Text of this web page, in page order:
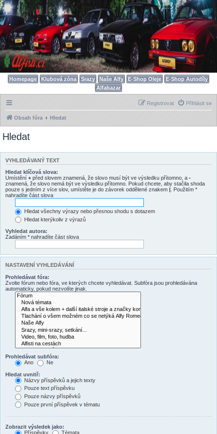
Homepage Klubová zóna Srazy Naše Alfy E-Shop Oleje
E-Shop Autodíly
Alfabazar
Přihlásit se
Registrovat
Obsah fóra Hledat
Hledat
VYHLEDÁVANÝ TEXT
Hledat klíčová slova:
Umístění + před slovem znamená, že slovo musí být ve výsledku přítomno, a -
znamená, že slovo nemá být ve výsledku přítomno. Pokud chcete, aby stačila shoda
pouze s jedním z více slov, umístěte je do závorek oddělené znakem | . Použitím *
nahradíte část slova
Hledat všechny výrazy nebo přesnou shodu s dotazem
Hledat kterýkoliv z výrazů
Vyhledat autora:
Zadáním * nahradíte část slova
NASTAVENÍ VYHLEDÁVÁNÍ
Prohledávat fóra:
Zvolte fórum nebo fóra, ve kterých chcete vyhledávat. Subfóra jsou prohledávána
automaticky, pokud nezvolíte jinak.
Prohledávat subfóra:
Ano
Ne
Hledat uvnitř:
Názvy příspěvků a jejich texty
Pouze text příspěvku
Pouze názvy příspěvků
Pouze první příspěvek v tématu
Zobrazit výsledek jako:
Příspěvky
Témata